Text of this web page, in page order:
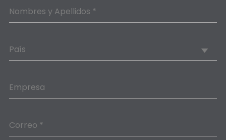
Nombres y Apellidos *
País
Empresa
Correo *